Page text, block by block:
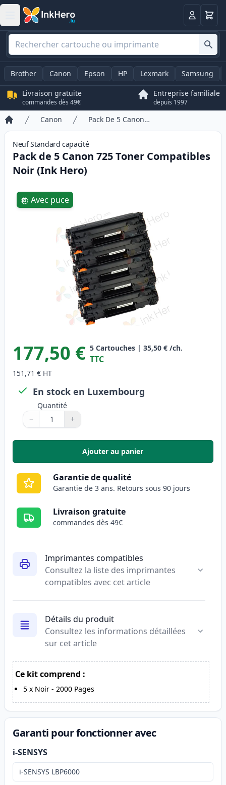
Panier
Brother Canon Epson HP Lexmark Samsung
Livraison gratuite
commandes dès 49€
Entreprise familiale
depuis 1997
Accueil
Canon Pack De 5 Canon 725 Toner Compatibles Noir (Ink Hero)
NeufStandard capacité
Pack de 5 Canon 725 Toner Compatibles
Noir (Ink Hero)
Imprimantes compatibles
Consultez la liste des imprimantes
compatibles avec cet article
Détails du produit
Consultez les informations détaillées
sur cet article
Ce kit comprend :
5 x Noir - 2000 Pages
Product information
Avec puce
177,50 € 5 Cartouches | 35,50 € /ch.
TTC
151,71 € HT
En stock en Luxembourg
Quantité
Quantité
Utilisez les boutons pour ajuster
− +
Quantité
Ajouter au panier
,Pack de 5 Canon 725 toner
Garantie de qualité
Garantie de 3 ans. Retours sous 90 jours
Livraison gratuite
commandes dès 49€
Garanti pour fonctionner avec
i-SENSYS
i-SENSYS LBP6000